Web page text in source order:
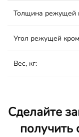
Толщина режущей
Угол режущей
Вес, кг:
Сделайте